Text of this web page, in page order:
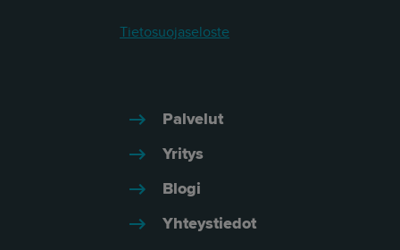
Tietosuojaseloste
Palvelut
Yritys
Blogi
Yhteystiedot